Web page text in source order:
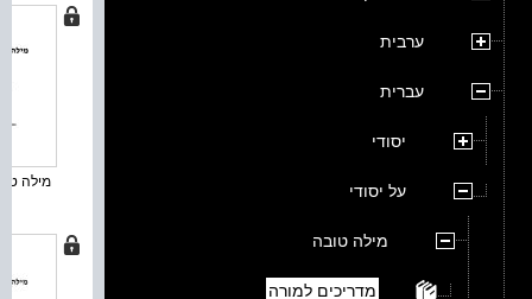
ערבית
עברית
יסודי
על יסודי
מילה טובה
מדריכים למורה
מילה